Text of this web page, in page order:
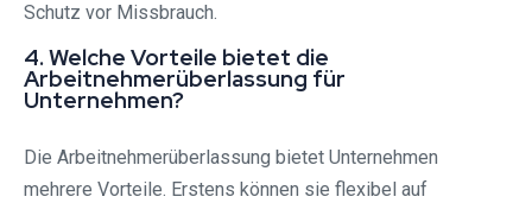
Schutz vor Missbrauch.
4. Welche Vorteile bietet die
Arbeitnehmerüberlassung für
Unternehmen?
Die Arbeitnehmerüberlassung bietet Unternehmen
mehrere Vorteile. Erstens können sie flexibel auf